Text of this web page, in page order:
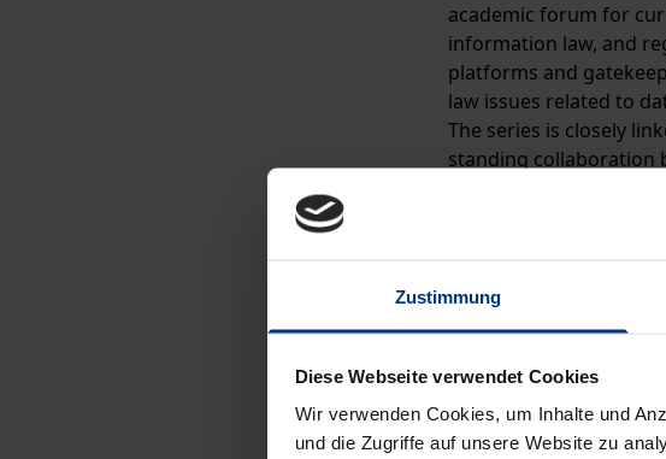
Zustimmung
Diese Webseite verwendet Cookies
Wir verwenden Cookies, um Inhalte und
und die Zugriffe auf unsere Website zu
academic forum for
information law, and
platforms and
law issues related to
The series is closely
standing collaboration
universities. It
at academia,